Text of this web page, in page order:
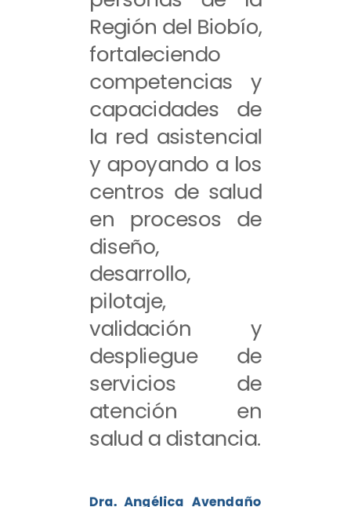
Región del Biobío,
fortaleciendo
competencias y
capacidades de
la red asistencial
y apoyando a los
centros de salud
en procesos de
diseño,
desarrollo,
pilotaje,
validación y
despliegue de
servicios de
atención en
salud a distancia.
Dra. Angélica Avendaño